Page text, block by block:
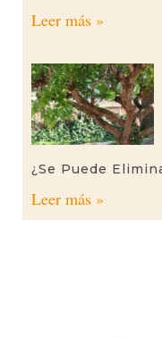
Leer más »
¿Se Puede
Leer más »